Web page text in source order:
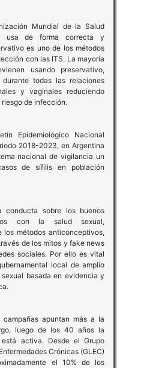
Mundial de la Salud
usa de forma correcta y
es uno de los métodos
con las ITS. La mayoría
usando preservativo,
todas las relaciones
y vaginales reduciendo
de infección.
Epidemiológico Nacional
2018-2023, en Argentina
nacional de vigilancia un
de sífilis en población
sobre los buenos
con la salud sexual,
los métodos anticonceptivos,
de los mitos y fake news
sociales. Por ello es vital
local de amplio
basada en evidencia y
apuntan más a la
luego de los 40 años la
está activa. Desde el Grupo
Crónicas (GLEC)
el 10% de los